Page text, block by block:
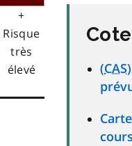
+
Risque
très
élevé
(CAS
cours